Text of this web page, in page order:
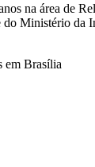
na área de
do Ministério